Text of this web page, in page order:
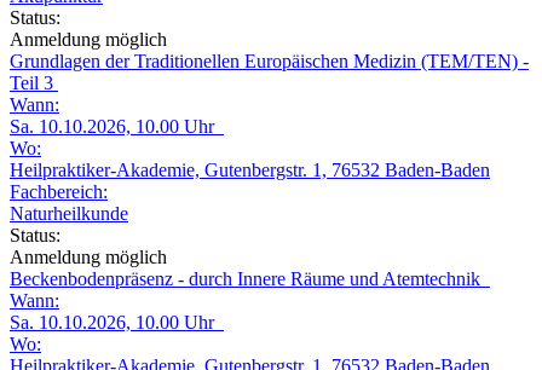
Status:
Anmeldung möglich
Grundlagen der Traditionellen Europäischen Medizin (TEM/TEN) -
Teil 3
Wann:
Sa. 10.10.2026, 10.00 Uhr
Wo:
Heilpraktiker-Akademie, Gutenbergstr. 1, 76532 Baden-Baden
Fachbereich:
Naturheilkunde
Status:
Anmeldung möglich
Beckenbodenpräsenz - durch Innere Räume und Atemtechnik
Wann:
Sa. 10.10.2026, 10.00 Uhr
Wo:
Heilpraktiker-Akademie, Gutenbergstr. 1, 76532 Baden-Baden